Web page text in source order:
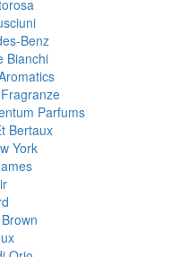
Benz
Bianchi
Parfums
Bertaux
York